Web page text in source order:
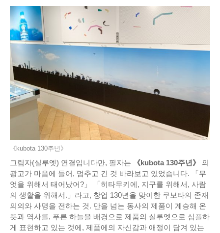
《kubota 130주년》
그림자(실루엣) 연결입니다만, 필자는 《kubota 130주년》
의
광고가 마음에 들어, 멈추고 긴 것 바라보고 있었습니다. 「무
엇을 위해서 태어났어?」 「히타무키에, 지구를 위해서, 사람
의 생활을 위해서.」라고, 창업 130년을 맞이한 쿠보타의 존재
의의와 사명을 전하는 것. 만을 넘는 동사의 제품이 계승해 온
뜻과 역사를, 푸른 하늘을 배경으로 제품의 실루엣으로 심플하
게 표현하고 있는 것에, 제품에의 자신감과 애정이 담겨 있는